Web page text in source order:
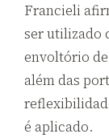
Francieli
ser utilizado
envoltório
além das
é aplicado.